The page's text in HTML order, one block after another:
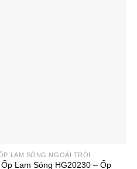
LAM SÓNG NGOÀI TRỜI
Lam Sóng HG20230 – Ốp